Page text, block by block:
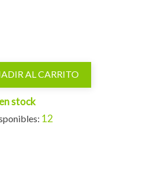
AL CARRITO
stock
12